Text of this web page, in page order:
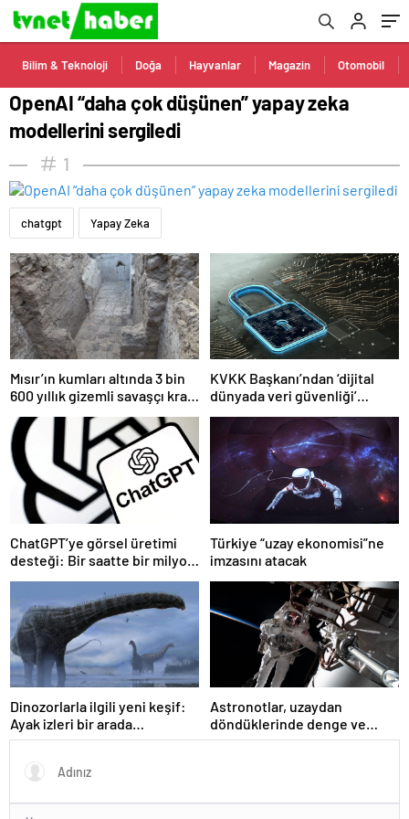
Bilim & Teknoloji Doğa Hayvanlar Magazin Otomobil
OpenAI “daha çok düşünen” yapay zeka
modellerini sergiledi
1
chatgpt Yapay Zeka
Mısır’ın kumları altında 3 bin
600 yıllık gizemli savaşçı kral
mezarlığı bulundu
KVKK Başkanı’ndan ‘dijital
dünyada veri güvenliği’
uyarısı
ChatGPT’ye görsel üretimi
desteği: Bir saatte bir milyon
kullanıcıya ulaştı
Türkiye “uzay ekonomisi”ne
imzasını atacak
Dinozorlarla ilgili yeni keşif:
Ayak izleri bir arada
yaşadıklarını ortaya koydu
Astronotlar, uzaydan
döndüklerinde denge ve
kemik kütlesinde sorun